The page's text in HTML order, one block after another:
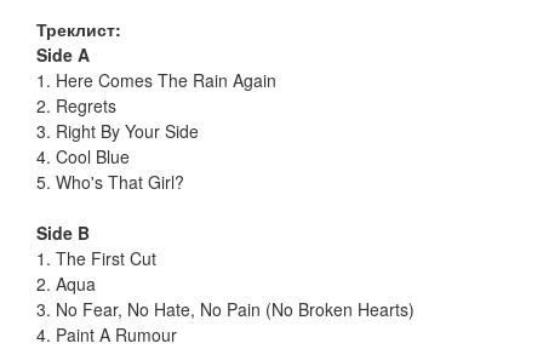
Треклист:
Side A
1. Here Comes The Rain Again
2. Regrets
3. Right By Your Side
4. Cool Blue
5. Who's That Girl?
Side B
1. The First Cut
2. Aqua
3. No Fear, No Hate, No Pain (No Broken Hearts)
4. Paint A Rumour